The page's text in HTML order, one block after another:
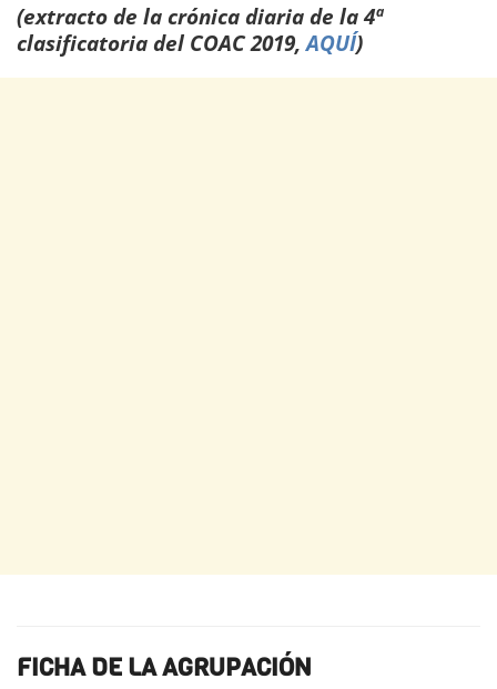
(extracto de la crónica diaria de la 4ª
clasificatoria del COAC 2019,AQUÍ)
FICHA DE LA AGRUPACIÓN